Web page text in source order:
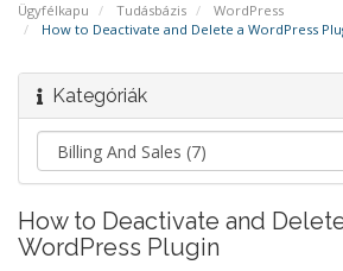
Ügyfélkapu Tudásbázis
WordPress
How to Deactivate and Delete a WordPress
Kategóriák
How to Deactivate and
WordPress Plugin